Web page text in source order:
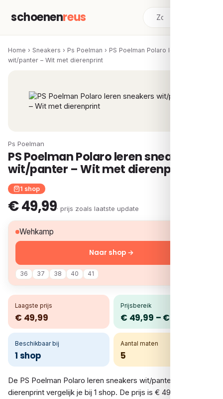
schoenenreus
Home › Sneakers › Ps Poelman › PS Poelman Polaro leren sneakers
wit/panter – Wit met dierenprint
Ps Poelman
PS Poelman Polaro leren sneakers
wit/panter – Wit met dierenprint
1 shop
€ 49,99· prijs zoals laatste update
Wehkamp
36 37 38 40 41
Naar shop →
Laagste prijs
€ 49,99
Prijsbereik
€ 49,99 – € 49,99
Beschikbaar bij
1 shop
Aantal maten
5
De PS Poelman Polaro leren sneakers wit/panter – Wit met
dierenprint vergelijk je bij 1 shop. De prijs is € 49,99. In de